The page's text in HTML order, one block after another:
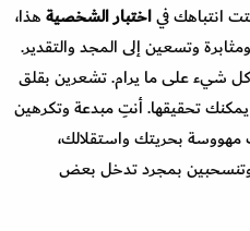
انتباهك فياختبار الشخصيةهذا،
وتسعين إلى المجد والتقدير.
كل شيء على ما يرام. تشعرين بقلق
تحقيقها. أنتِ مبدعة وتكرهين
بحريتك واستقلالك،
بمجرد تدخل بعض